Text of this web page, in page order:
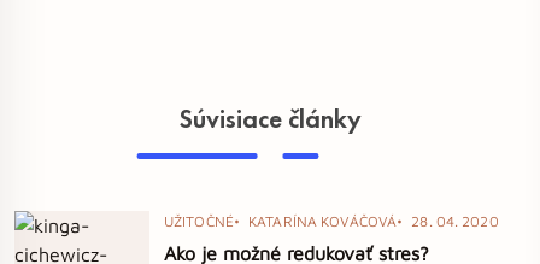
Súvisiace články
UŽITOČNÉ KATARÍNA KOVÁČOVÁ 28. 04. 2020
Ako je možné redukovať stres?